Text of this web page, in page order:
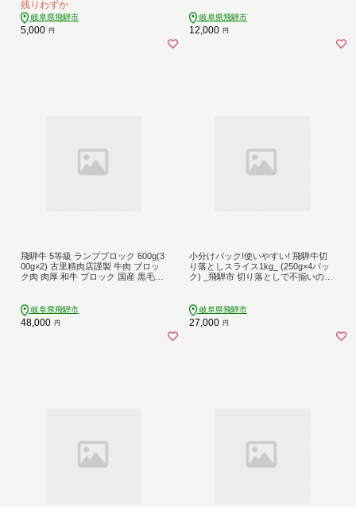
y みょうが 畑 プロジェクト【8月初
旬〜9月発送】[Q3216]5000円
残りわずか
岐阜県飛騨市
5,000 円
リ チーズギフト ナチュラルチーズ
モッツァレラチーズ おつまみチーズ
お酒 ワイン プレゼント 誕生日 チー
岐阜県飛騨市
12,000 円
飛騨牛 5等級 ランプブロック 600g(3
00g×2) 古里精肉店謹製 牛肉 ブロッ
ク肉 肉厚 和牛 ブロック 国産 黒毛和
ベキュー キャンプ BBQ アウトドア
ローストビーフ
岐阜県飛騨市
48,000 円
小分けパック!使いやすい! 飛騨牛切
り落としスライス1kg_ (250g×4パッ
ク) _飛騨市 切り落としで不揃いのた
岐阜県飛騨市
27,000 円